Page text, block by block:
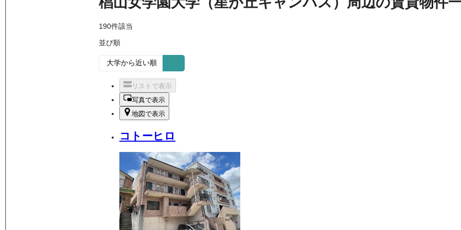
190件該当
並び順
リストで表示
写真で表示
地図で表示
コトーヒロ